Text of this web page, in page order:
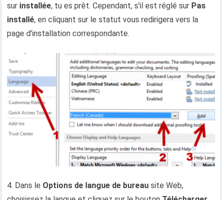
sur installée, tu es prêt. Cependant, s'il est réglé sur Pas
installé, en cliquant sur le statut vous redirigera vers la
page d’installation correspondante.
4. Dans le Options de langue de bureau site Web,